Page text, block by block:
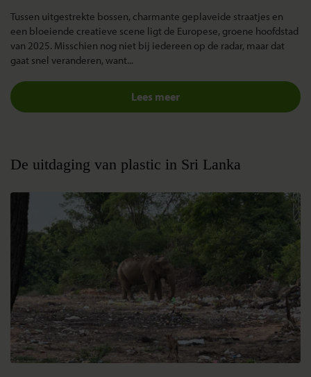
Tussen uitgestrekte bossen, charmante geplaveide straatjes en
een bloeiende creatieve scene ligt de Europese, groene hoofdstad
van 2025. Misschien nog niet bij iedereen op de radar, maar dat
gaat snel veranderen, want...
Lees meer
De uitdaging van plastic in Sri Lanka